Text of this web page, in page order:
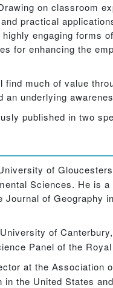
on classroom
practical
engaging forms
for enhancing the
much of value
underlying
published in two
of
Sciences. He is
of Geography
of
Panel of the
at the Association
the United States